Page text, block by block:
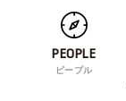
PEOPLE
ピープル